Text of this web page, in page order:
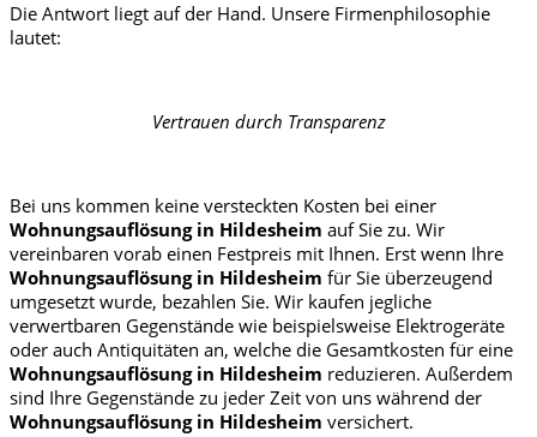
Die Antwort liegt auf der Hand. Unsere Firmenphilosophie
lautet:
Vertrauen durch Transparenz
Bei uns kommen keine versteckten Kosten bei einer
Wohnungsauflösung in Hildesheim auf Sie zu. Wir
vereinbaren vorab einen Festpreis mit Ihnen. Erst wenn Ihre
Wohnungsauflösung in Hildesheim für Sie überzeugend
umgesetzt wurde, bezahlen Sie. Wir kaufen jegliche
verwertbaren Gegenstände wie beispielsweise Elektrogeräte
oder auch Antiquitäten an, welche die Gesamtkosten für eine
Wohnungsauflösung in Hildesheim reduzieren. Außerdem
sind Ihre Gegenstände zu jeder Zeit von uns während der
Wohnungsauflösung in Hildesheim versichert.